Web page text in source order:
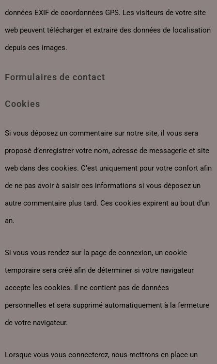
données EXIF de coordonnées GPS. Les visiteurs de votre site
web peuvent télécharger et extraire des données de localisation
depuis ces images.
Formulaires de contact
Cookies
Si vous déposez un commentaire sur notre site, il vous sera
proposé d’enregistrer votre nom, adresse de messagerie et site
web dans des cookies. C’est uniquement pour votre confort afin
de ne pas avoir à saisir ces informations si vous déposez un
autre commentaire plus tard. Ces cookies expirent au bout d’un
an.
Si vous vous rendez sur la page de connexion, un cookie
temporaire sera créé afin de déterminer si votre navigateur
accepte les cookies. Il ne contient pas de données
personnelles et sera supprimé automatiquement à la fermeture
de votre navigateur.
Lorsque vous vous connecterez, nous mettrons en place un